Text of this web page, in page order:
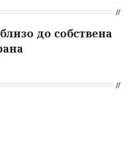
до собствена